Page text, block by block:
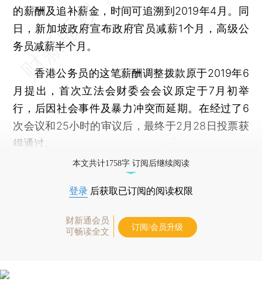
的薪酬及追补薪金，时间可追溯到2019年4月。同
日，新加坡政府宣布政府官员减薪1个月，高级公
务员减薪半个月。
香港公务员的这笔薪酬调整拨款原于2019年6
月提出，首次立法会财委会会议原定于7月初举
行，后因社会事件及暴力冲突而延期。在经过了6
次会议和25小时的审议后，最终于2月28日投票获
得通过。
本文共计1758字 订阅后继续阅读
登录 后获取已订阅的阅读权限
财新通会员
可畅读全文
订阅/会员升级